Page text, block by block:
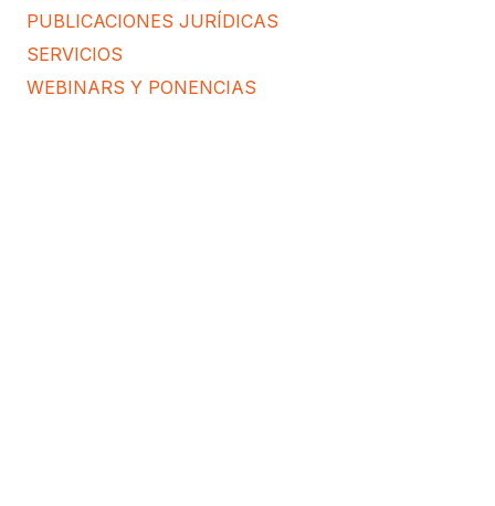
PUBLICACIONES JURÍDICAS
SERVICIOS
WEBINARS Y PONENCIAS